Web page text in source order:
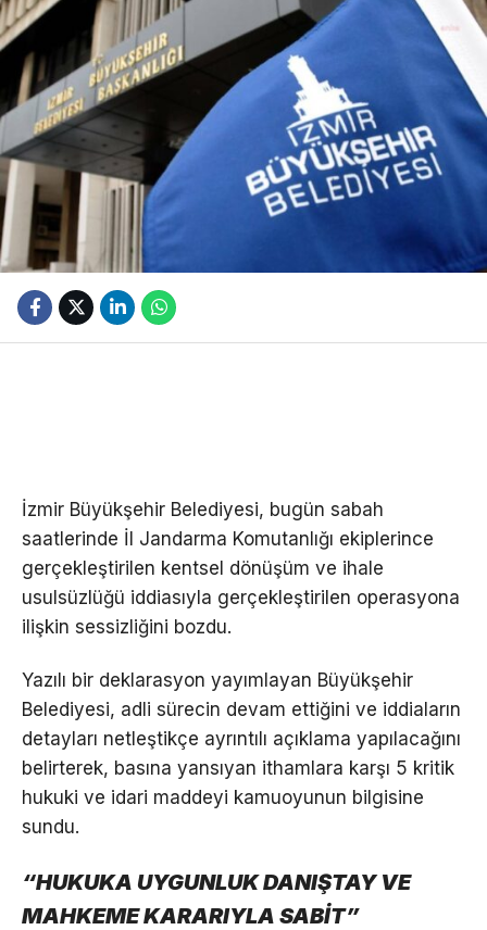
İzmir Büyükşehir Belediyesi, bugün sabah
saatlerinde İl Jandarma Komutanlığı ekiplerince
gerçekleştirilen kentsel dönüşüm ve ihale
usulsüzlüğü iddiasıyla gerçekleştirilen operasyona
ilişkin sessizliğini bozdu.
Yazılı bir deklarasyon yayımlayan Büyükşehir
Belediyesi, adli sürecin devam ettiğini ve iddiaların
detayları netleştikçe ayrıntılı açıklama yapılacağını
belirterek, basına yansıyan ithamlara karşı 5 kritik
hukuki ve idari maddeyi kamuoyunun bilgisine
sundu.
“HUKUKA UYGUNLUK DANIŞTAY VE
MAHKEME KARARIYLA SABİT”